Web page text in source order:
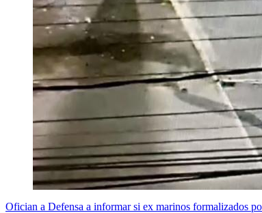
Ofician a Defensa a informar si ex marinos formalizados